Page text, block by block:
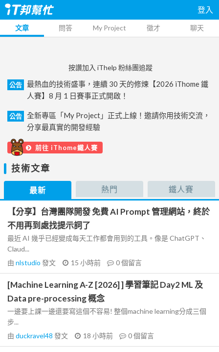
登入
文章 問答 My Project 徵才 聊天
按讚加入 iThelp 粉絲團追蹤
公告
最熱血的技術盛事，連續 30 天的修煉【2026 iThome 鐵
人賽】8 月 1 日賽事正式開啟！
公告
全新專區「My Project」正式上線！邀請你用技術交流，
分享最真實的開發經驗
前往 iThome鐵人賽
技術文章
最新 熱門 鐵人賽
【分享】台灣團隊開發 免費 AI Prompt 管理網站，終於
不用再到處找提示詞了
最近 AI 幾乎已經變成每天工作都會用到的工具。像是 ChatGPT、
Claud...
由 nlstudio 發文 15 小時前 0個留言
[Machine Learning A-Z [2026] ] 學習筆記 Day2 ML 及
Data pre-processing 概念
一邊要上課一邊還要寫這個不容易! 整個machine learning分成三個
步...
由 duckravel48 發文 18 小時前 0個留言